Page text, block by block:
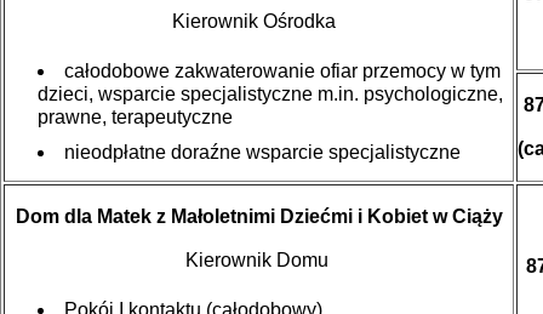
Kierownik Ośrodka
całodobowe zakwaterowanie ofiar przemocy w tym
dzieci, wsparcie specjalistyczne m.in. psychologiczne,
prawne, terapeutyczne
nieodpłatne doraźne wsparcie specjalistyczne
Dom dla Matek z Małoletnimi Dziećmi i Kobiet w Ciąży
Kierownik Domu